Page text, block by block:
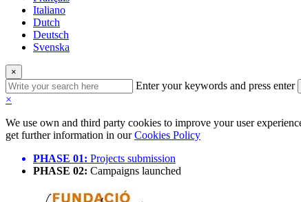
Italiano
Dutch
Deutsch
Svenska
×
Enter your keywords and press enter
×
We use own and third party cookies to improve your user
get further information in ourCookies Policy
PHASE 01: Projects submission
PHASE 02: Campaigns launched